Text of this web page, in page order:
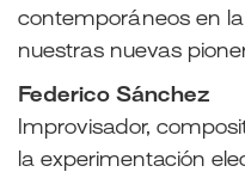
contemporáneos en
nuestras nuevas
Federico Sánchez
Improvisador,
la experimentación